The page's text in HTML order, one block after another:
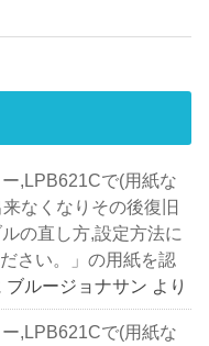
,LPB621Cで(用紙な
なくなりその後復旧
の直し方,設定方法に
さい。」の用紙を認
ブルージョナサン より
,LPB621Cで(用紙な